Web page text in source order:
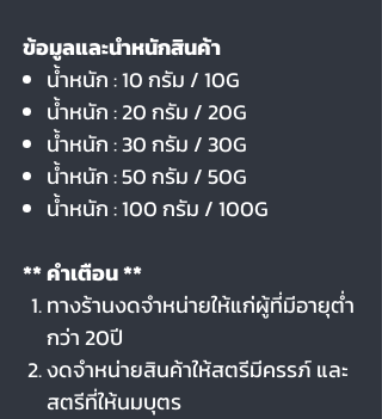
ข้อมูลและนำหนักสินค้า
น้ำหนัก : 10 กรัม / 10G
น้ำหนัก : 20 กรัม / 20G
น้ำหนัก : 30 กรัม / 30G
น้ำหนัก : 50 กรัม / 50G
น้ำหนัก : 100 กรัม / 100G
** คำเตือน **
ทางร้านงดจำหน่ายให้แก่ผู้ที่มีอายุต่ำ
กว่า 20ปี
งดจำหน่ายสินค้าให้สตรีมีครรภ์ และ
สตรีที่ให้นมบุตร